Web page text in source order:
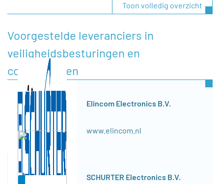
Toon volledig overzicht
Voorgestelde leveranciers in
veiligheidsbesturingen en
componenten
Elincom Electronics B.V.
www.elincom.nl
SCHURTER Electronics B.V.